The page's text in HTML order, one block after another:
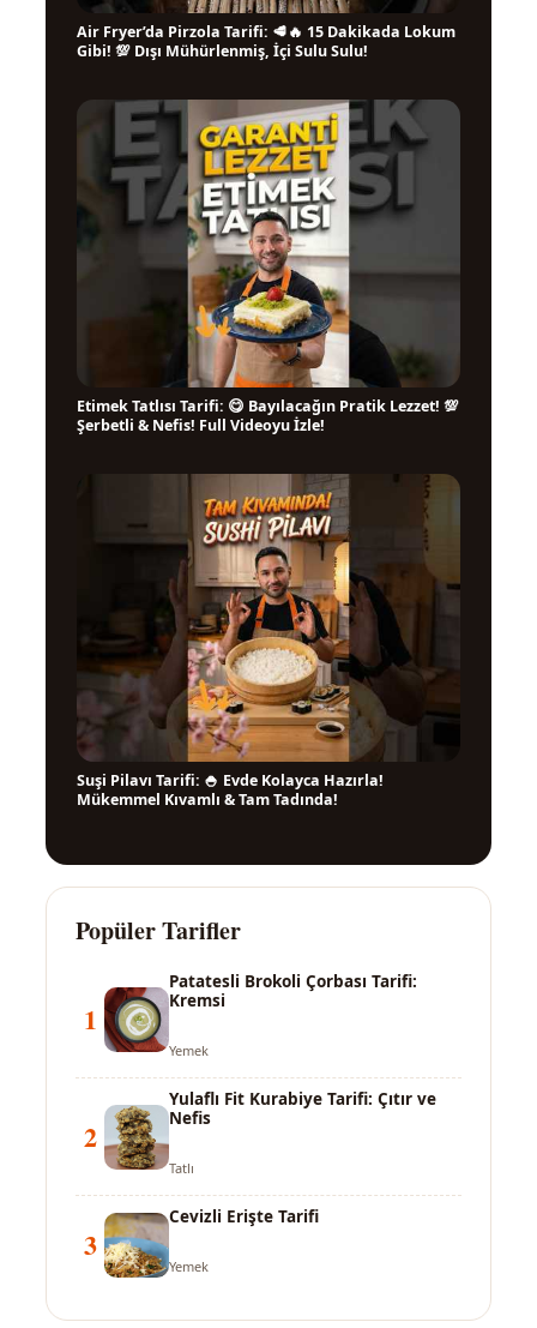
▶
Air Fryer’da Pirzola Tarifi: 🥩🔥 15 Dakikada Lokum
Gibi! 💯 Dışı Mühürlenmiş, İçi Sulu Sulu!
▶
Etimek Tatlısı Tarifi: 😋 Bayılacağın Pratik Lezzet! 💯
Şerbetli & Nefis! Full Videoyu İzle!
▶
Suşi Pilavı Tarifi: 🍚 Evde Kolayca Hazırla!
Mükemmel Kıvamlı & Tam Tadında!
Popüler Tarifler
1
Patatesli Brokoli Çorbası Tarifi:
Kremsi
Yemek
2
Yulaflı Fit Kurabiye Tarifi: Çıtır ve
Nefis
Tatlı
3
Cevizli Erişte Tarifi
Yemek